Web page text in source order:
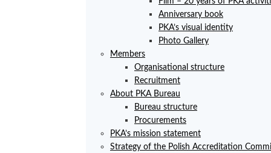
Anniversary book
PKA’s visual identity
Photo Gallery
Members
Organisational structure
Recruitment
About PKA Bureau
Bureau structure
Procurements
PKA’s mission statement
Strategy of the Polish Accreditation